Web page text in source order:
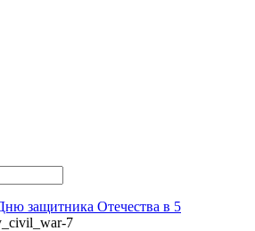
защитника Отечества в 5
7